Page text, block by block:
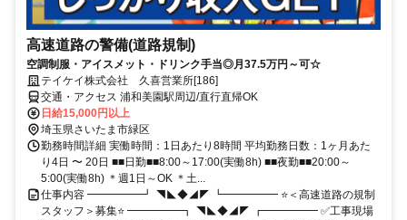
高速道路の警備(道路規制)
空調制服・アイスメット・ドリンク手当◎月37.5万円～可☆
テイケイ株式会社 久喜営業所[186]
交通・アクセス 浦和美園駅周辺/直行直帰OK
日給15,000円以上
埼玉県さいたま市緑区
勤務時間詳細 実働時間：1日あたり8時間 平均勤務日数：1ヶ月あた
り4日 〜 20日 ■■日勤■■8:00～17:00(実働8h) ■■夜勤■■20:00～
5:00(実働8h) ＊週1日～OK ＊土...
仕事内容 ━━━━━┛ ◥◣◆◢◤ ┗━━━━━ ⭐＜高速道路の規制
スタッフ＞募集⭐ ━━━━━┓ ◥◣◆◢◤ ┏━━━━━ ✅工事現場